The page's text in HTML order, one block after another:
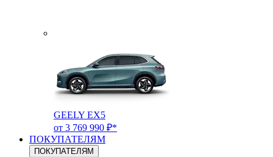
GEELY EX5
от 3 769 990 ₽*
ПОКУПАТЕЛЯМ
ПОКУПАТЕЛЯМ